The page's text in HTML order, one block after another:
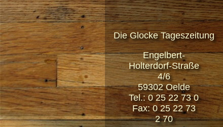
Die Glocke Tageszeitung
Engelbert-
Holterdorf-Straße
4/6
59302 Oelde
Tel.: 0 25 22 73 0
Fax: 0 25 22 73
2 70